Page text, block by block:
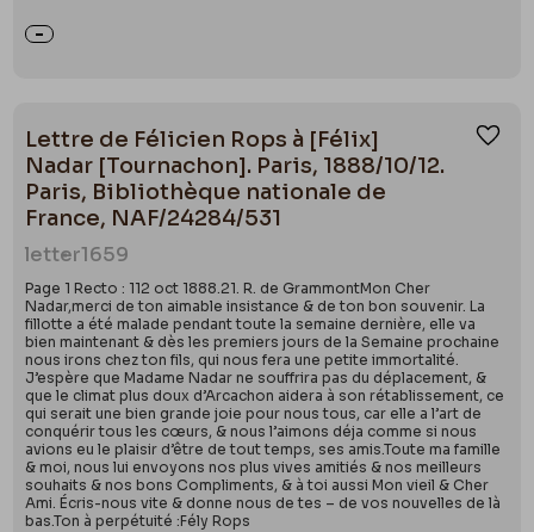
Lettre de Félicien Rops à [Félix]
Nadar [Tournachon]. Paris, 1888/10/12.
Paris, Bibliothèque nationale de
France, NAF/24284/531
letter1659
Page 1 Recto : 112 oct 1888.21. R. de GrammontMon Cher
Nadar,merci de ton aimable insistance & de ton bon souvenir. La
fillotte a été malade pendant toute la semaine dernière, elle va
bien maintenant & dès les premiers jours de la Semaine prochaine
nous irons chez ton fils, qui nous fera une petite immortalité.
J’espère que Madame Nadar ne souffrira pas du déplacement, &
que le climat plus doux d’Arcachon aidera à son rétablissement, ce
qui serait une bien grande joie pour nous tous, car elle a l’art de
conquérir tous les cœurs, & nous l’aimons déja comme si nous
avions eu le plaisir d’être de tout temps, ses amis.Toute ma famille
& moi, nous lui envoyons nos plus vives amitiés & nos meilleurs
souhaits & nos bons Compliments, & à toi aussi Mon vieil & Cher
Ami. Écris-nous vite & donne nous de tes – de vos nouvelles de là
bas.Ton à perpétuité :Fély Rops